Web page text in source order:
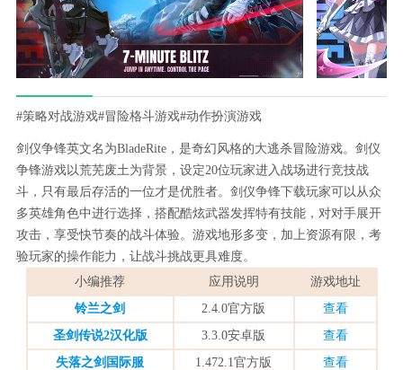
#策略对战游戏#冒险格斗游戏#动作扮演游戏
剑仪争锋英文名为BladeRite，是奇幻风格的大逃杀冒险游戏。剑仪
争锋游戏以荒芜废土为背景，设定20位玩家进入战场进行竞技战
斗，只有最后存活的一位才是优胜者。剑仪争锋下载玩家可以从众
多英雄角色中进行选择，搭配酷炫武器发挥特有技能，对对手展开
攻击，享受快节奏的战斗体验。游戏地形多变，加上资源有限，考
验玩家的操作能力，让战斗挑战更具难度。
小编推荐
应用说明
游戏地址
铃兰之剑
2.4.0官方版
查看
圣剑传说2汉化版
3.3.0安卓版
查看
失落之剑国际服
1.472.1官方版 查看